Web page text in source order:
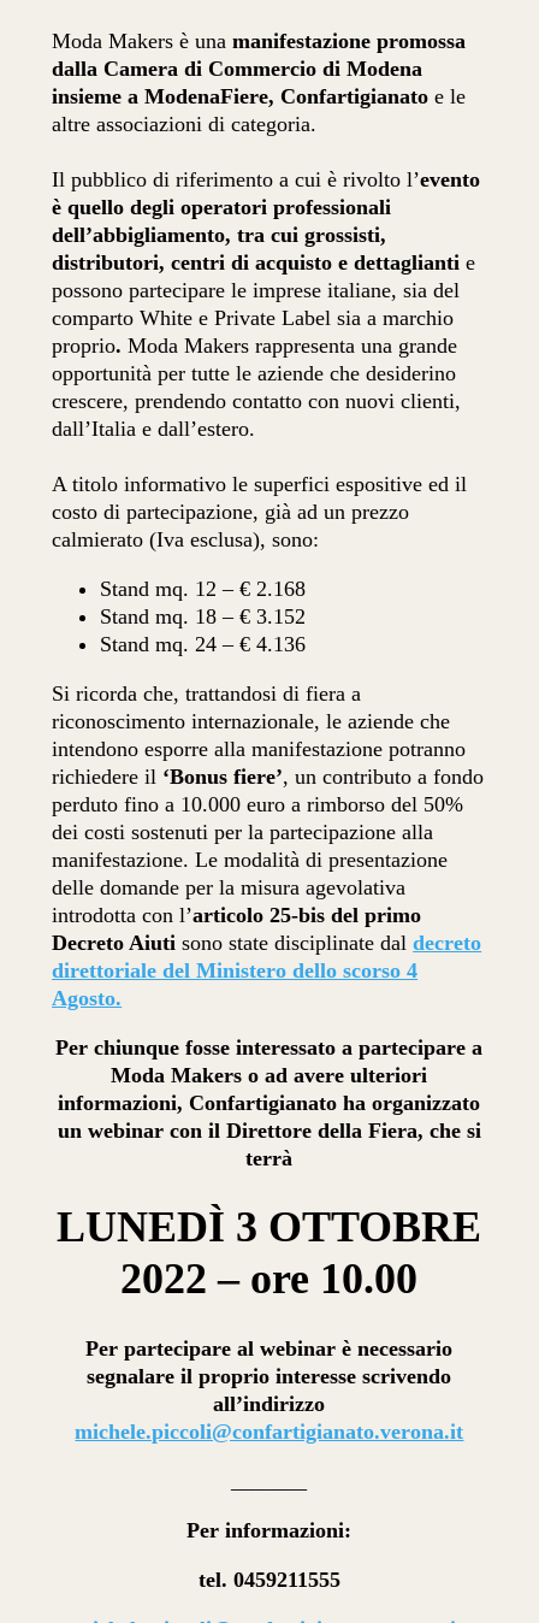
Moda Makers è unamanifestazione promossa
dalla Camera di Commercio di Modena
insieme a ModenaFiere, Confartigianatoe le
altre associazioni di categoria.
Il pubblico di riferimento a cui è rivolto l’evento
è quello degli operatori professionali
dell’abbigliamento, tra cui grossisti,
distributori, centri di acquisto e dettagliantie
possono partecipare le imprese italiane, sia del
comparto White e Private Label sia a marchio
proprio.Moda Makers rappresenta una grande
opportunità per tutte le aziende che desiderino
crescere, prendendo contatto con nuovi clienti,
dall’Italia e dall’estero.
A titolo informativo le superfici espositive ed il
costo di partecipazione, già ad un prezzo
calmierato (Iva esclusa), sono:
Stand mq. 12 – € 2.168
Stand mq. 18 – € 3.152
Stand mq. 24 – € 4.136
Si ricorda che, trattandosi di fiera a
riconoscimento internazionale, le aziende che
intendono esporre alla manifestazione potranno
richiedere il ‘Bonus fiere’, un contributo a fondo
perduto fino a 10.000 euro a rimborso del 50%
dei costi sostenuti per la partecipazione alla
manifestazione. Le modalità di presentazione
delle domande per la misura agevolativa
introdotta con l’articolo 25-bis del primo
Decreto Aiuti sono state disciplinate dal decreto
direttoriale del Ministero dello scorso 4
Agosto.
Per chiunque fosse interessato a partecipare a
Moda Makers o ad avere ulteriori
informazioni, Confartigianato ha organizzato
un webinar con il Direttore della Fiera, che si
terrà
LUNEDÌ 3 OTTOBRE
2022 – ore 10.00
Per partecipare al webinar è necessario
segnalare il proprio interesse scrivendo
all’indirizzo
michele.piccoli@confartigianato.verona.it
Per informazioni:
tel. 0459211555